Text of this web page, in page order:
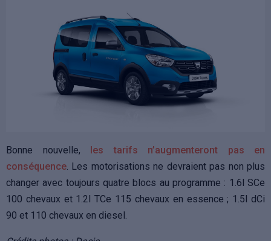
Bonne nouvelle, les tarifs n’augmenteront pas en
conséquence . Les motorisations ne devraient pas non plus
changer avec toujours quatre blocs au programme : 1.6l SCe
100 chevaux et 1.2l TCe 115 chevaux en essence ; 1.5l dCi
90 et 110 chevaux en diesel.